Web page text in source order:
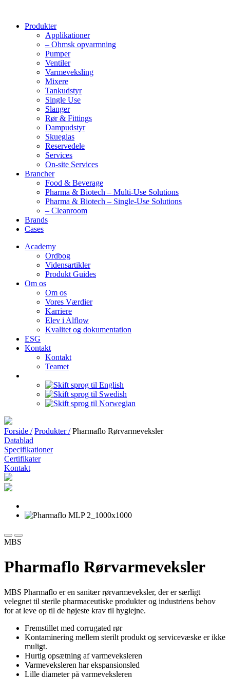
Produkter
Applikationer
– Ohmsk opvarmning
Pumper
Ventiler
Varmeveksling
Mixere
Tankudstyr
Single Use
Slanger
Rør & Fittings
Dampudstyr
Skueglas
Reservedele
Services
On-site Services
Brancher
Food & Beverage
Pharma & Biotech – Multi-Use Solutions
Pharma & Biotech – Single-Use Solutions
– Cleanroom
Brands
Cases
Academy
Ordbog
Vidensartikler
Produkt Guides
Om os
Om os
Vores Værdier
Karriere
Elev i Alflow
Kvalitet og dokumentation
ESG
Kontakt
Kontakt
Teamet
Forside / Produkter / Pharmaflo Rørvarmeveksler
Datablad
Specifikationer
Certifikater
Kontakt
MBS
Pharmaflo Rørvarmeveksler
MBS Pharmaflo er en sanitær rørvarmeveksler, der er særligt
velegnet til sterile pharmaceutiske produkter og industriens behov
for at leve op til de højeste krav til hygiejne.
Fremstillet med corrugated rør
Kontaminering mellem sterilt produkt og servicevæske er ikke
muligt.
Hurtig opsætning af varmeveksleren
Varmeveksleren har ekspansionsled
Lille diameter på varmeveksleren